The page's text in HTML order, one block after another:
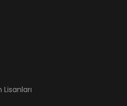
Lisanları